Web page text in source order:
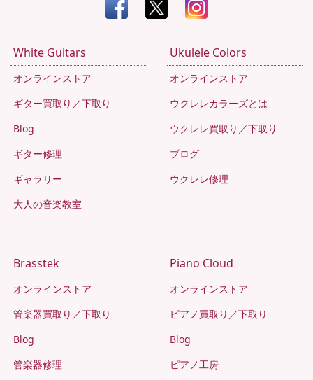
White Guitars
オンラインストア
ギター買取り／下取り
Blog
ギター修理
ギャラリー
大人の音楽教室
Ukulele Colors
オンラインストア
ウクレレカラーズとは
ウクレレ買取り／下取り
ブログ
ウクレレ修理
Brasstek
オンラインストア
管楽器買取り／下取り
Blog
管楽器修理
Piano Cloud
オンラインストア
ピアノ買取り／下取り
Blog
ピアノ工房